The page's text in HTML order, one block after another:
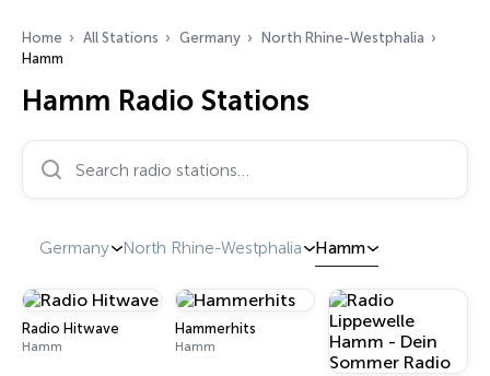
Home All Stations Germany
North Rhine-Westphalia
Hamm
Hamm Radio Stations
Germany North Rhine-Westphalia Hamm
Radio Hitwave
Hamm
Hammerhits
Hamm